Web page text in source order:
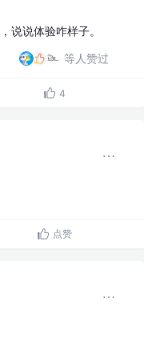
说说体验咋样子。
等人赞过
4
点赞